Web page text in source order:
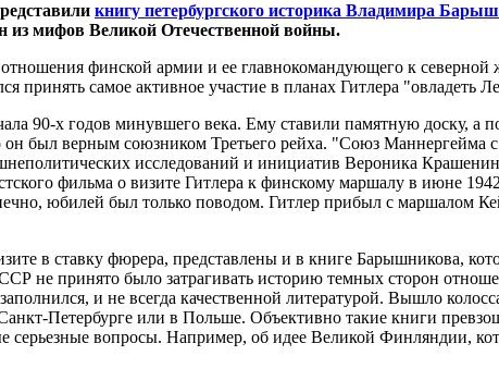
книгу петербургского историка Владимира
из мифов Великой Отечественной войны.
финской армии и ее главнокомандующего к
принять самое активное участие в планах Гитлера "овладеть
90-х годов минувшего века. Ему ставили памятную доску, а
был верным союзником Третьего рейха. "Союз Маннергейма
исследований и инициатив Вероника
фильма о визите Гитлера к финскому маршалу в июне
юбилей был только поводом. Гитлер прибыл с маршалом
в ставку фюрера, представлены и в книге Барышникова,
не принято было затрагивать историю темных сторон
и не всегда качественной литературой. Вышло
Петербурге или в Польше. Объективно такие книги
серьезные вопросы. Например, об идее Великой Финляндии,